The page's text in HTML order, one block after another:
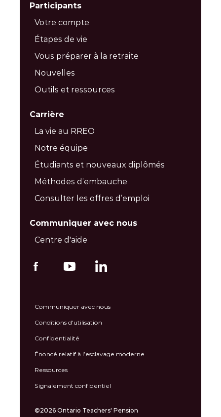
Participants
Votre compte
Étapes de vie
Vous préparer à la retraite
Nouvelles
Outils et ressources
Carrière
La vie au RREO
Notre équipe
Étudiants et nouveaux diplômés
Méthodes d’embauche
Consulter les offres d’emploi
Communiquer avec nous
Centre d'aide
Communiquer avec nous
Conditions d'utilisation
Confidentialité
Énoncé relatif à l’esclavage moderne
Ressources
Signalement confidentiel
©2026 Ontario Teachers' Pension